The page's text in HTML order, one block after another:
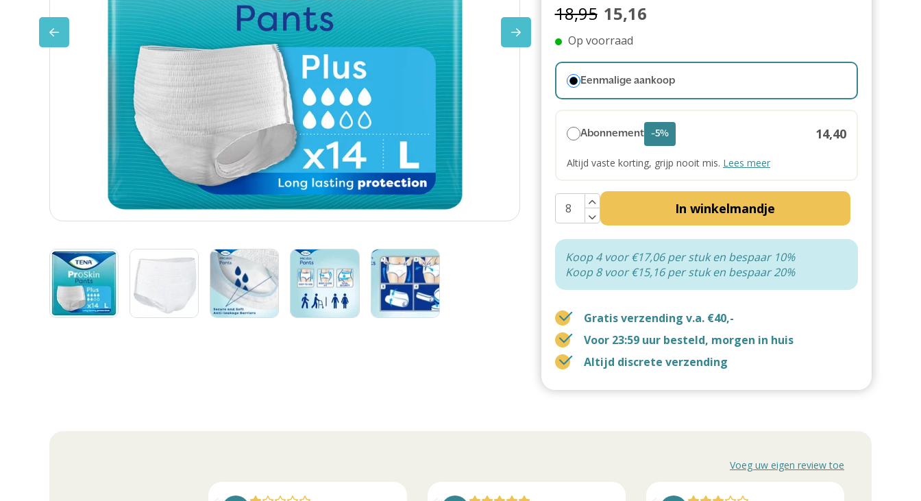
Depend
Depend voor Mannen
Depend voor Vrouwen
Verschillende soorten incontinentie
18,95 15,16
Op voorraad
Eenmalige aankoop
Abonnement -5% 14,40
Altijd vaste korting, grijp nooit mis. Lees meer
In winkelmandje
Koop 4 voor €17,06 per stuk en bespaar 10%
Koop 8 voor €15,16 per stuk en bespaar 20%
Gratis verzending v.a. €40,-
Voor 23:59 uur besteld, morgen in huis
Altijd discrete verzending
Voeg uw eigen review toe